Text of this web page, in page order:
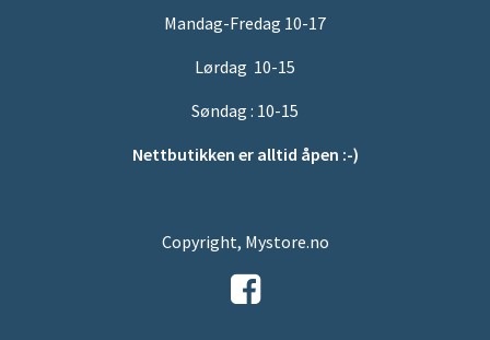
Mandag-Fredag 10-17
Lørdag 10-15
Søndag : 10-15
Nettbutikken er alltid åpen :-)
Copyright, Mystore.no